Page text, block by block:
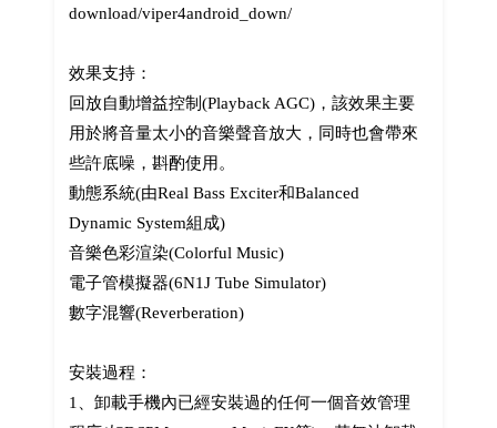
download/viper4android_down/
效果支持：
回放自動增益控制(Playback AGC)，該效果主要
用於將音量太小的音樂聲音放大，同時也會帶來
些許底噪，斟酌使用。
動態系統(由Real Bass Exciter和Balanced
Dynamic System組成)
音樂色彩渲染(Colorful Music)
電子管模擬器(6N1J Tube Simulator)
數字混響(Reverberation)
安裝過程：
1、卸載手機內已經安裝過的任何一個音效管理